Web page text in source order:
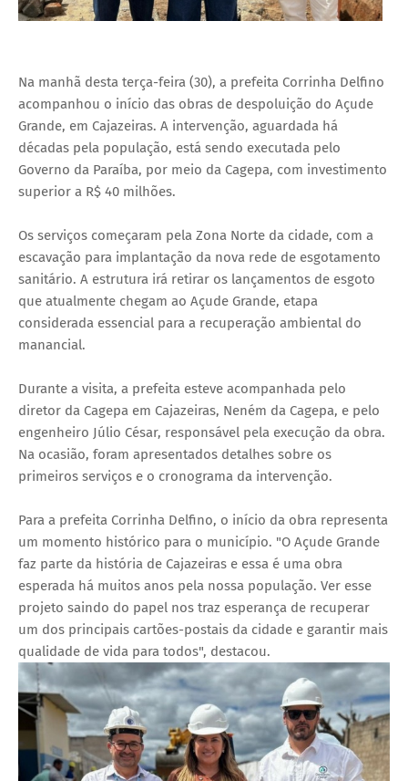
Na manhã desta terça-feira (30), a prefeita Corrinha Delfino
acompanhou o início das obras de despoluição do Açude
Grande, em Cajazeiras. A intervenção, aguardada há
décadas pela população, está sendo executada pelo
Governo da Paraíba, por meio da Cagepa, com investimento
superior a R$ 40 milhões.
Os serviços começaram pela Zona Norte da cidade, com a
escavação para implantação da nova rede de esgotamento
sanitário. A estrutura irá retirar os lançamentos de esgoto
que atualmente chegam ao Açude Grande, etapa
considerada essencial para a recuperação ambiental do
manancial.
Durante a visita, a prefeita esteve acompanhada pelo
diretor da Cagepa em Cajazeiras, Neném da Cagepa, e pelo
engenheiro Júlio César, responsável pela execução da obra.
Na ocasião, foram apresentados detalhes sobre os
primeiros serviços e o cronograma da intervenção.
Para a prefeita Corrinha Delfino, o início da obra representa
um momento histórico para o município. "O Açude Grande
faz parte da história de Cajazeiras e essa é uma obra
esperada há muitos anos pela nossa população. Ver esse
projeto saindo do papel nos traz esperança de recuperar
um dos principais cartões-postais da cidade e garantir mais
qualidade de vida para todos", destacou.